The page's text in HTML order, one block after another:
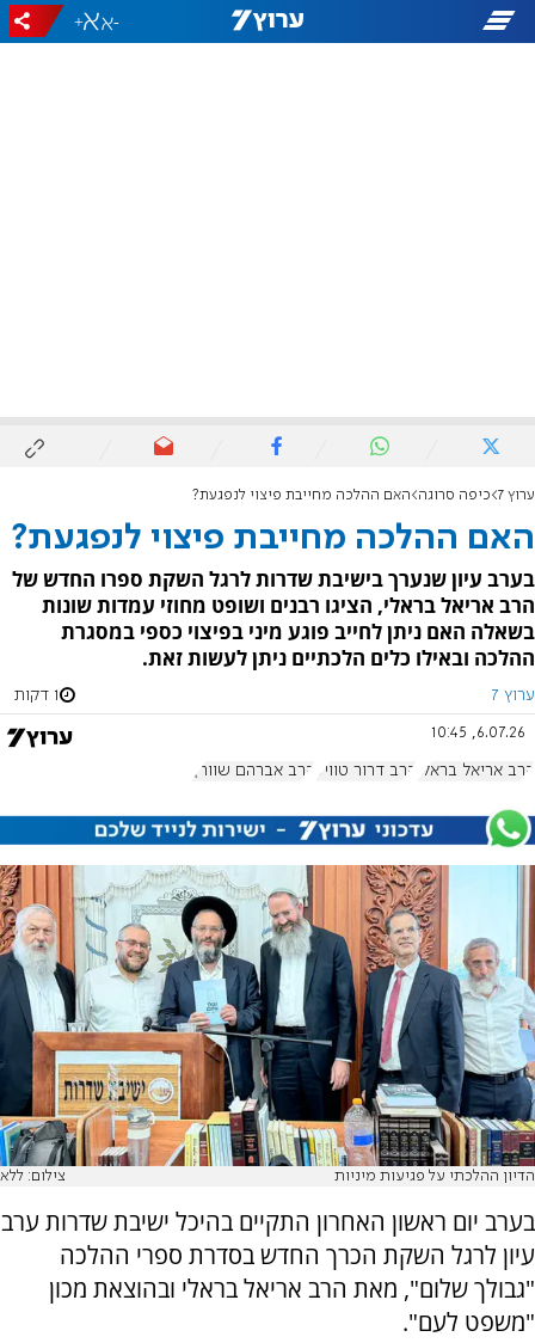
-
+
ערוץ 7 כיפה סרוגה האם ההלכה מחייבת פיצוי לנפגעת?
האם ההלכה מחייבת פיצוי לנפגעת?
בערב עיון שנערך בישיבת שדרות לרגל השקת ספרו החדש של
הרב אריאל בראלי, הציגו רבנים ושופט מחוזי עמדות שונות
בשאלה האם ניתן לחייב פוגע מיני בפיצוי כספי במסגרת
ההלכה ובאילו כלים הלכתיים ניתן לעשות זאת.
ערוץ 7 1 דקות
6.07.26, 10:45
הרב אריאל בראלי הרב דרור טוויל הרב אברהם שוורץ
הדיון ההלכתי על פגיעות מיניות צילום: ללא
בערב יום ראשון האחרון התקיים בהיכל ישיבת שדרות ערב
עיון לרגל השקת הכרך החדש בסדרת ספרי ההלכה
"גבולך שלום", מאת הרב אריאל בראלי ובהוצאת מכון
"משפט לעם".